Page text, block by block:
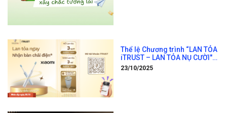
Thể lệ Chương trình “LAN TỎA
iTRUST – LAN TỎA NỤ CƯỜI"
sửa đổi, bổ sung lần 2
23/10/2025